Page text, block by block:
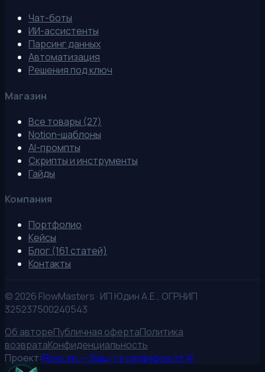
Чат-боты
ИИ-ассистенты
Парсинг данных
Автоматизация
Решения под ключ
Магазин
Все товары (27)
Notion-шаблоны
AI-промпты
Скрипты и инструменты
Гайды
Компания
Портфолио
Кейсы
Блог (161 статей)
Контакты
© 2026 FlowMasters · ИП Юдин А.Е., ОГРНИП
325237500240543
Об автореПубличная офертаПолитика
возвратаКонфиденциальность
Проект:FlowLink — Защита серверов от AI